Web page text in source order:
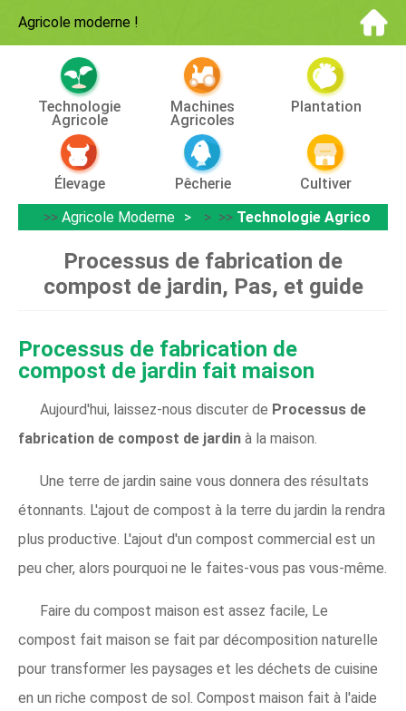
Agricole moderne !
Technologie
Agricole
Machines
Agricoles
Plantation
Élevage Pêcherie
Cultiver
>> Agricole Moderne > >> Technologie Agricole
Processus de fabrication de
compost de jardin, Pas, et guide
Processus de fabrication de
compost de jardin fait maison
Aujourd'hui, laissez-nous discuter de Processus de
fabrication de compost de jardin à la maison.
Une terre de jardin saine vous donnera des résultats
étonnants. L'ajout de compost à la terre du jardin la rendra
plus productive. L'ajout d'un compost commercial est un
peu cher, alors pourquoi ne le faites-vous pas vous-même.
Faire du compost maison est assez facile, Le
compost fait maison se fait par décomposition naturelle
pour transformer les paysages et les déchets de cuisine
en un riche compost de sol. Compost maison fait à l'aide